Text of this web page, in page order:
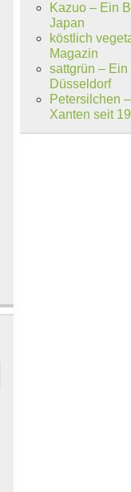
Kazuo – Ein
Japan
köstlich
Magazin
sattgrün –
Düsseldorf
Petersilchen
Xanten seit